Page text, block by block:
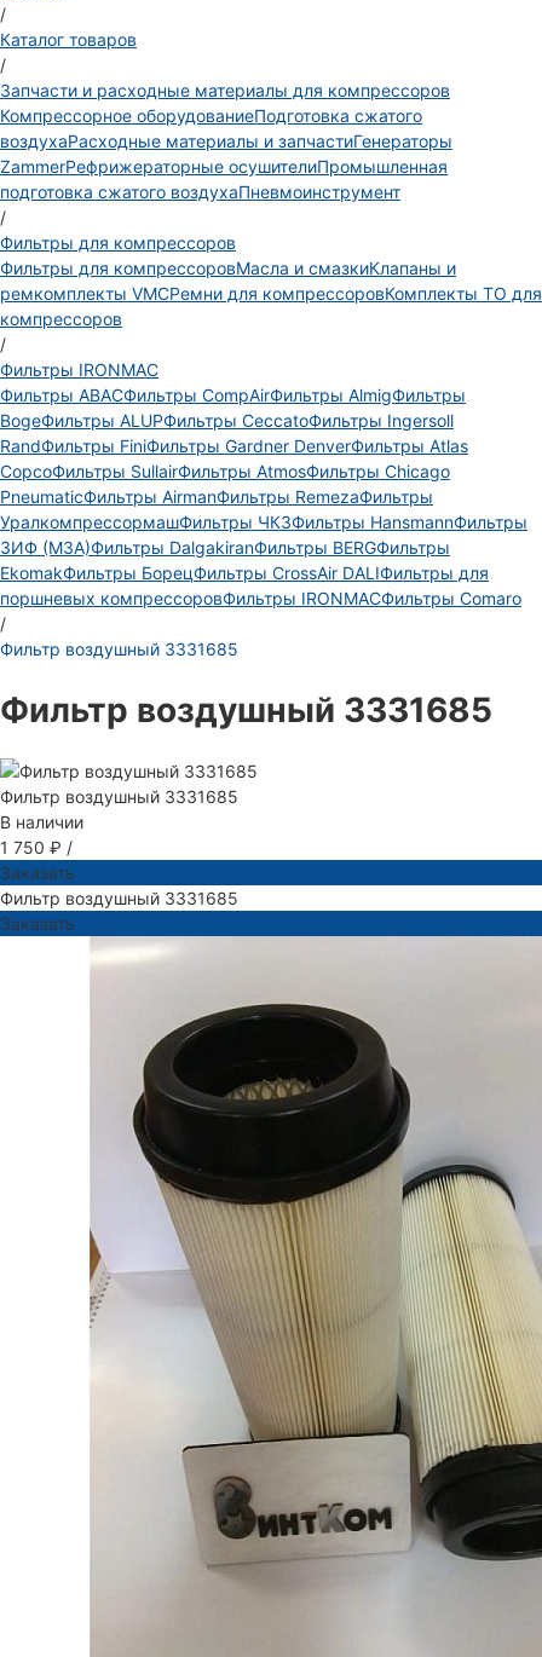
/
Каталог товаров
/
Запчасти и расходные материалы для компрессоров
Компрессорное оборудованиеПодготовка сжатого
воздухаРасходные материалы и запчастиГенераторы
ZammerРефрижераторные осушителиПромышленная
подготовка сжатого воздухаПневмоинструмент
/
Фильтры для компрессоров
Фильтры для компрессоровМасла и смазкиКлапаны и
ремкомплекты VMCРемни для компрессоровКомплекты ТО для
компрессоров
/
Фильтры IRONMAC
Фильтры ABACФильтры CompAirФильтры AlmigФильтры
BogeФильтры ALUPФильтры CeccatoФильтры Ingersoll
RandФильтры FiniФильтры Gardner DenverФильтры Atlas
CopcoФильтры SullairФильтры AtmosФильтры Chicago
PneumaticФильтры AirmanФильтры RemezaФильтры
УралкомпрессормашФильтры ЧКЗФильтры HansmannФильтры
ЗИФ (МЗА)Фильтры DalgakiranФильтры BERGФильтры
EkomakФильтры БорецФильтры CrossAir DALIФильтры для
поршневых компрессоровФильтры IRONMACФильтры Comaro
/
Фильтр воздушный 3331685
Фильтр воздушный 3331685
Фильтр воздушный 3331685
В наличии
1 750 ₽ /
Заказать
Фильтр воздушный 3331685
Заказать